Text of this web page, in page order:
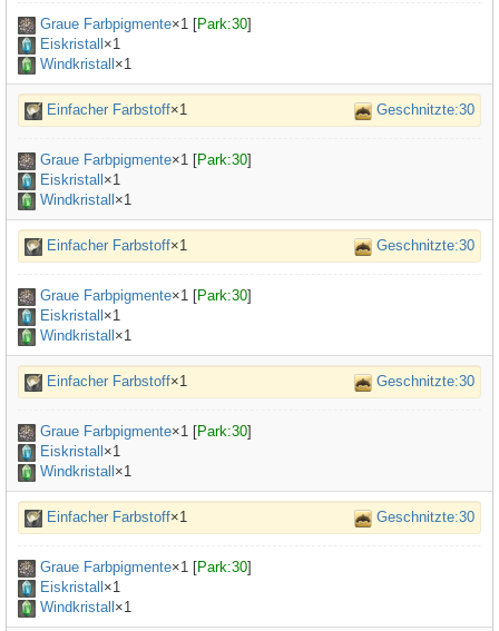
Graue Farbpigmente×1 [Park:30]
Eiskristall ×1
Windkristall ×1
Einfacher Farbstoff×1 Geschnitzte:30
Graue Farbpigmente×1 [Park:30]
Eiskristall ×1
Windkristall ×1
Einfacher Farbstoff×1 Geschnitzte:30
Graue Farbpigmente×1 [Park:30]
Eiskristall ×1
Windkristall ×1
Einfacher Farbstoff×1 Geschnitzte:30
Graue Farbpigmente×1 [Park:30]
Eiskristall ×1
Windkristall ×1
Einfacher Farbstoff×1 Geschnitzte:30
Graue Farbpigmente×1 [Park:30]
Eiskristall ×1
Windkristall ×1